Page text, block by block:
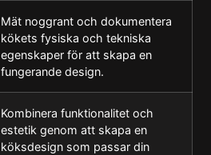
Mät noggrant och dokumentera
kökets fysiska och tekniska
egenskaper för att skapa en
fungerande design.
Kombinera funktionalitet och
estetik genom att skapa en
köksdesign som passar din